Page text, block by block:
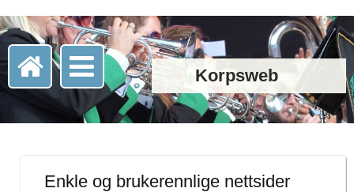
Korpsweb
Enkle og brukerennlige nettsider